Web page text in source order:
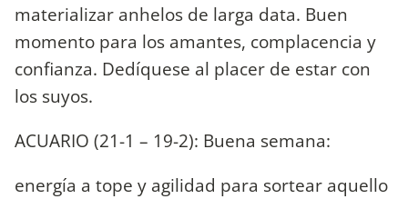
materializar anhelos de larga data. Buen
momento para los amantes, complacencia y
confianza. Dedíquese al placer de estar con
los suyos.
ACUARIO (21-1 – 19-2): Buena semana:
energía a tope y agilidad para sortear aquello